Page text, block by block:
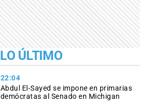
LO ÚLTIMO
22:04
Abdul El-Sayed se impone en primarias
demócratas al Senado en Michigan